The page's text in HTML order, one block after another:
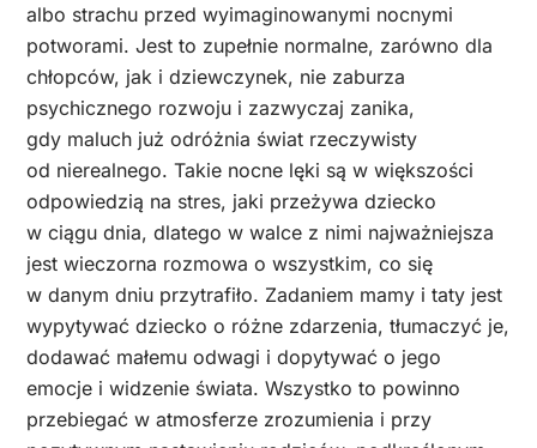
albo strachu przed wyimaginowanymi nocnymi
potworami. Jest to zupełnie normalne, zarówno dla
chłopców, jak i dziewczynek, nie zaburza
psychicznego rozwoju i zazwyczaj zanika,
gdy maluch już odróżnia świat rzeczywisty
od nierealnego. Takie nocne lęki są w większości
odpowiedzią na stres, jaki przeżywa dziecko
w ciągu dnia, dlatego w walce z nimi najważniejsza
jest wieczorna rozmowa o wszystkim, co się
w danym dniu przytrafiło. Zadaniem mamy i taty jest
wypytywać dziecko o różne zdarzenia, tłumaczyć je,
dodawać małemu odwagi i dopytywać o jego
emocje i widzenie świata. Wszystko to powinno
przebiegać w atmosferze zrozumienia i przy